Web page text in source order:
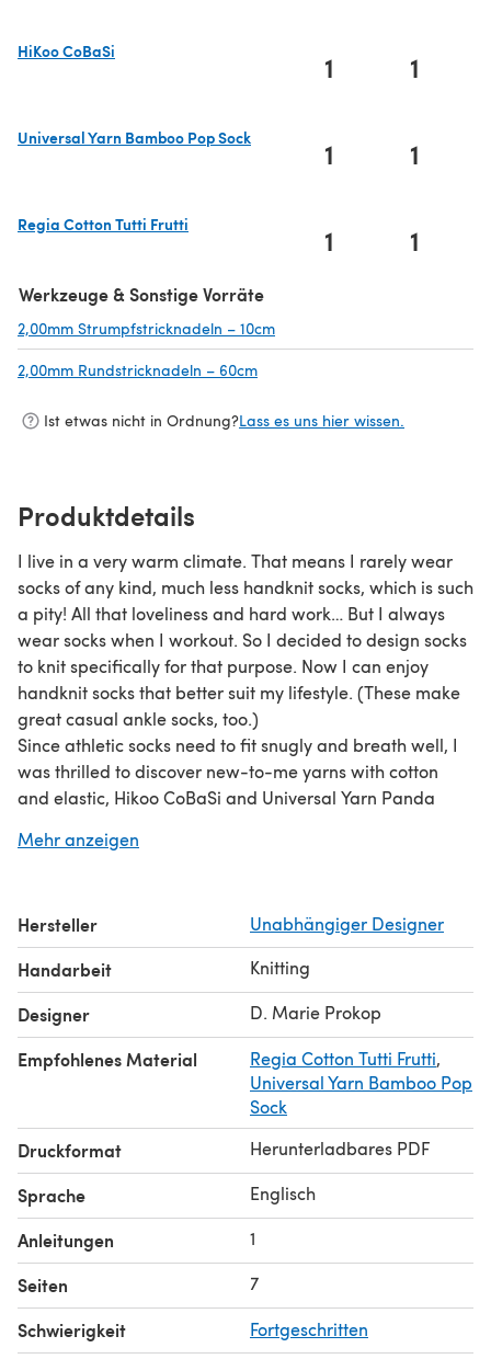
HiKoo CoBaSi
1 1
Universal Yarn Bamboo Pop Sock
1 1
Regia Cotton Tutti Frutti
1 1
Werkzeuge & Sonstige Vorräte
2,00mm Strumpfstricknadeln – 10cm
2,00mm Rundstricknadeln – 60cm
Ist etwas nicht in Ordnung?Lass es uns hier wissen.
Produktdetails
I live in a very warm climate. That means I rarely wear
socks of any kind, much less handknit socks, which is such
a pity! All that loveliness and hard work… But I always
wear socks when I workout. So I decided to design socks
to knit specifically for that purpose. Now I can enjoy
handknit socks that better suit my lifestyle. (These make
great casual ankle socks, too.)
Since athletic socks need to fit snugly and breath well, I
was thrilled to discover new-to-me yarns with cotton
and elastic, Hikoo CoBaSi and Universal Yarn Panda
really hugs your foot.
hugging the curves of the foot. It’s a toe-up only pattern
for now, but leaves room for other knitter preferences,
such as short row heels and choice of using DPNs, magic
loop, etc…
Mehr anzeigen
Hersteller Unabhängiger Designer
Handarbeit Knitting
Designer D. Marie Prokop
Empfohlenes Material Regia Cotton Tutti Frutti,
Universal Yarn Bamboo Pop
Sock
Druckformat Herunterladbares PDF
Sprache Englisch
Anleitungen 1
Seiten 7
Schwierigkeit Fortgeschritten